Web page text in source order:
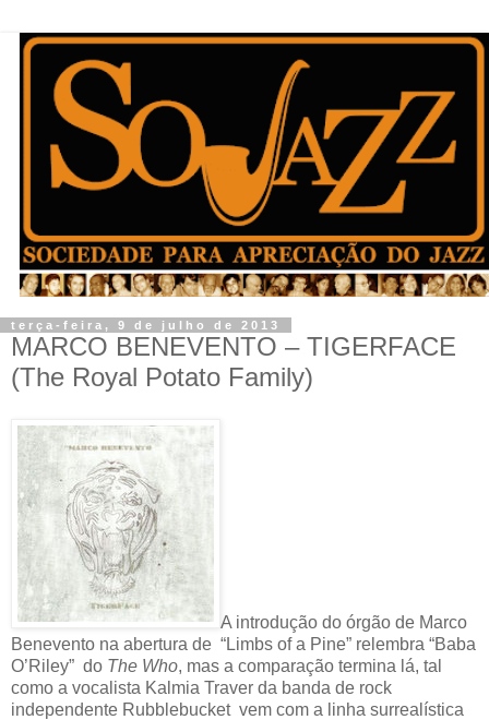
terça-feira, 9 de julho de 2013
MARCO BENEVENTO – TIGERFACE
(The Royal Potato Family)
A introdução do órgão de Marco
Benevento na abertura de “Limbs of a Pine” relembra “Baba
O’Riley” do The Who, mas a comparação termina lá, tal
como a vocalista Kalmia Traver da banda de rock
independente Rubblebucket vem com a linha surrealística